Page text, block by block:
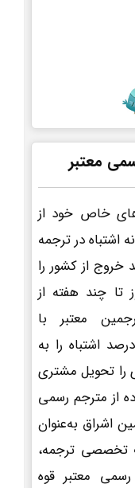
معتبر
خاص خود از
اشتباه در ترجمه
خروج از کشور را
تا چند هفته از
معتبر با
اشتباه را به
را تحویل مشتری
از مترجم رسمی
اشراق به‌عنوان
تخصصی ترجمه،
معتبر قوه